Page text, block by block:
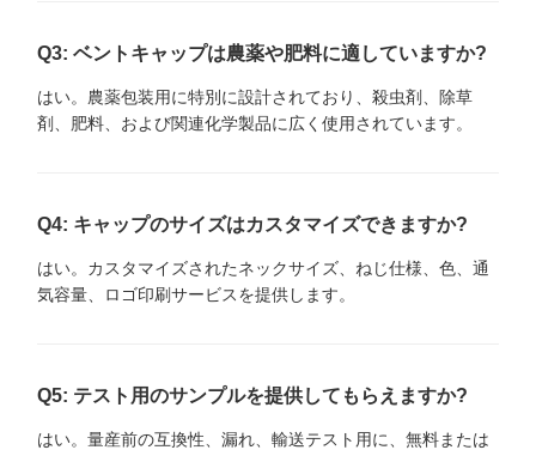
Q3: ベントキャップは農薬や肥料に適していますか?
はい。農薬包装用に特別に設計されており、殺虫剤、除草
剤、肥料、および関連化学製品に広く使用されています。
Q4: キャップのサイズはカスタマイズできますか?
はい。カスタマイズされたネックサイズ、ねじ仕様、色、通
気容量、ロゴ印刷サービスを提供します。
Q5: テスト用のサンプルを提供してもらえますか?
はい。量産前の互換性、漏れ、輸送テスト用に、無料または